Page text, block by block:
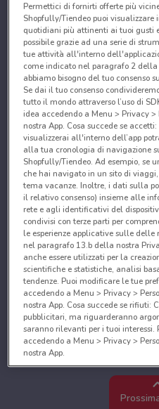
Permettici di fornirti offerte più
Shopfully/Tiendeo puoi visualizzare
quotidiani più attinenti ai tuoi gusti
possibile grazie ad una serie di
tue attività all'interno
come indicato nel paragrafo 2 della
abbiamo bisogno del tuo consenso
Se dai il tuo consenso
tutto il mondo attraverso l’uso di
idea accedendo a Menu > Privacy
nostra App. Cosa succede se
visualizzerai all'interno dell’app
alla tua cronologia di navigazione
Shopfully/Tiendeo. Ad esempio, se
che hai navigato in un sito di
tema vacanze. Inoltre, i dati sulla
il relativo consenso) insieme alle
rete e agli identificativi del
condivisi con terze parti per
le esperienze applicative sulle
nel paragrafo 13.b della nostra
anche essere utilizzati per la
scientifiche e statistiche, analisi
tendenze. Puoi modificare le tue
accedendo a Menu > Privacy >
nostra App. Cosa succede se rifiuti:
pubblicitari, ma riguarderanno
saranno rilevanti per i tuoi interessi.
accedendo a Menu > Privacy >
nostra App.
Noi e i nostri partner
Utilizzare dati di geolocalizzazione
caratteristiche del dispositivo ai fini